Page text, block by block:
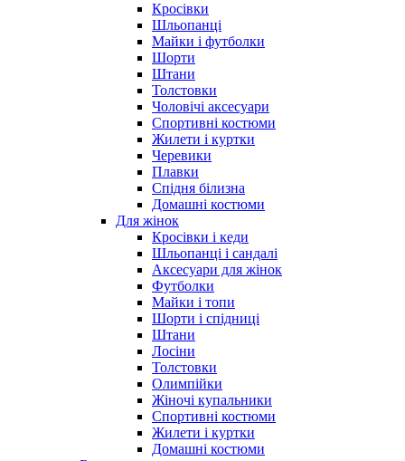
Кросівки
Шльопанці
Майки і футболки
Шорти
Штани
Толстовки
Чоловічі аксесуари
Спортивні костюми
Жилети і куртки
Черевики
Плавки
Спідня білизна
Домашні костюми
Для жінок
Кросівки і кеди
Шльопанці і сандалі
Аксесуари для жінок
Футболки
Майки і топи
Шорти і спідниці
Штани
Лосіни
Толстовки
Олимпійки
Жіночі купальники
Спортивні костюми
Жилети і куртки
Домашні костюми